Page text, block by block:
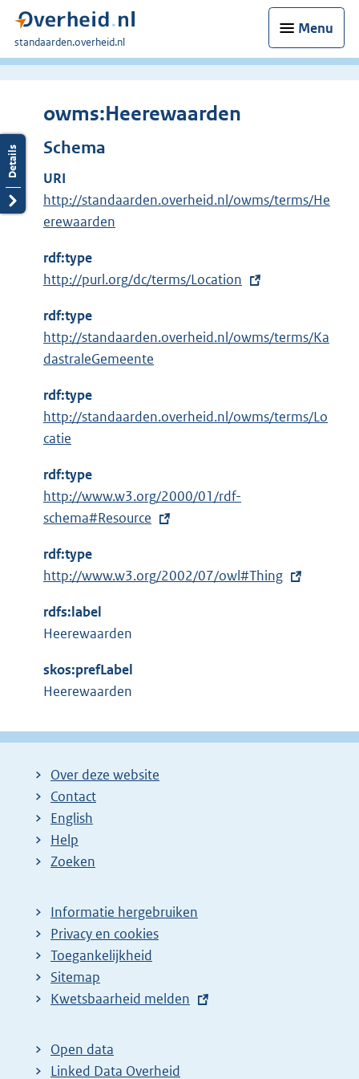
Menu
U
bent
standaarden.overheid.nl
owms:Heerewaarden
Schema
URI
http://standaarden.overheid.nl/owms/terms/He
erewaarden
rdf:type
E
t
e
r
e
n
k
:
http://purl.org/dc/terms/Location
rdf:type
http://standaarden.overheid.nl/owms/terms/Ka
dastraleGemeente
rdf:type
http://standaarden.overheid.nl/owms/terms/Lo
catie
rdf:type
E
x
e
r
e
i
n
:
http://www.w3.org/2000/01/rdf-
schema#Resource
rdf:type
E
t
e
n
l
http://www.w3.org/2002/07/owl#Thing
rdfs:label
Heerewaarden
skos:prefLabel
Heerewaarden
Over deze website
Contact
English
Help
Zoeken
Informatie hergebruiken
Privacy en cookies
Toegankelijkheid
Sitemap
E
t
e
Kwetsbaarheid melden
Open data
Linked Data Overheid